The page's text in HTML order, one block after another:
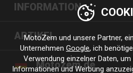
INFORMATION
ARTIKEL
Motozem.de
MotoZem und unsere Partner,
Unternehmen Google, ich
Verwendung einzelner Daten,
Informationen und Werbung